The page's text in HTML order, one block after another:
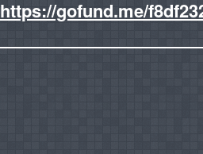
https://gofund.me/